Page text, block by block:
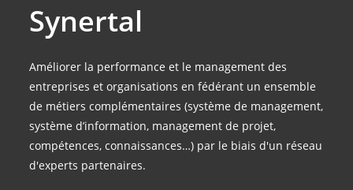
Synertal
Améliorer la performance et le management des
entreprises et organisations en fédérant un ensemble
de métiers complémentaires (système de management,
système d’information, management de projet,
compétences, connaissances…) par le biais d'un réseau
d'experts partenaires.